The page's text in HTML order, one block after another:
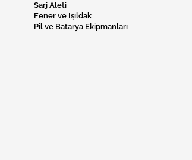
Sarj Aleti
Fener ve Işıldak
Pil ve Batarya Ekipmanları